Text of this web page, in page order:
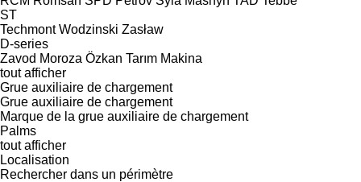
ST
Techmont Wodzinski Zasław
D-series
Zavod Moroza Özkan Tarım Makina
tout afficher
Grue auxiliaire de chargement
Grue auxiliaire de chargement
Marque de la grue auxiliaire de chargement
Palms
tout afficher
Localisation
Rechercher dans un périmètre